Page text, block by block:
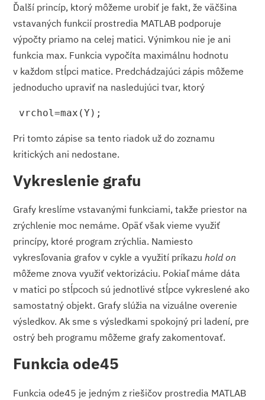
Ďalší princíp, ktorý môžeme urobiť je fakt, že väčšina
vstavaných funkcií prostredia MATLAB podporuje
výpočty priamo na celej matici. Výnimkou nie je ani
funkcia max. Funkcia vypočíta maximálnu hodnotu
v každom stĺpci matice. Predchádzajúci zápis môžeme
jednoducho upraviť na nasledujúci tvar, ktorý
vrchol=max(Y);
Pri tomto zápise sa tento riadok už do zoznamu
kritických ani nedostane.
Vykreslenie grafu
Grafy kreslíme vstavanými funkciami, takže priestor na
zrýchlenie moc nemáme. Opäť však vieme využiť
princípy, ktoré program zrýchlia. Namiesto
vykresľovania grafov v cykle a využití príkazuhold on
môžeme znova využiť vektorizáciu. Pokiaľ máme dáta
v matici po stĺpcoch sú jednotlivé stĺpce vykreslené ako
samostatný objekt. Grafy slúžia na vizuálne overenie
výsledkov. Ak sme s výsledkami spokojný pri ladení, pre
ostrý beh programu môžeme grafy zakomentovať.
Funkcia ode45
Funkcia ode45 je jedným z riešičov prostredia MATLAB